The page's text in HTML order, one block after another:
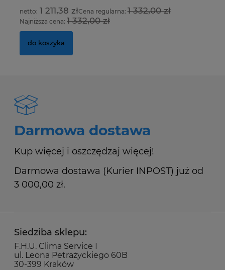
1 211,38 złCena regularna:1 332,00 zł
Najniższa cena: 1 332,00 zł
do koszyka
Darmowa dostawa
Kup więcej i oszczędzaj więcej!
Darmowa dostawa (Kurier INPOST) już od
3 000,00 zł.
Siedziba sklepu:
F.H.U. Clima Service I
ul. Leona Petrażyckiego 60B
30-399 Kraków